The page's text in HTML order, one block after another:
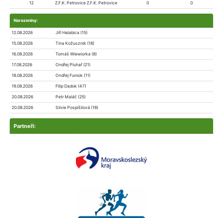
12 Z.F.K. Petrovice Z.F.K. Petrovice 0 0
Narozeniny:
12.08.2026 Jiří Halabica (15)
15.08.2026 Tina Kožusznik (18)
16.08.2026 Tomáš Wiewiorka (8)
17.08.2026 Ondřej Pluhař (21)
18.08.2026 Ondřej Funiok (11)
19.08.2026 Filip Dadok (47)
20.08.2026 Petr Maláč (25)
20.08.2026 Silvie Pospíšilová (18)
Partneří: